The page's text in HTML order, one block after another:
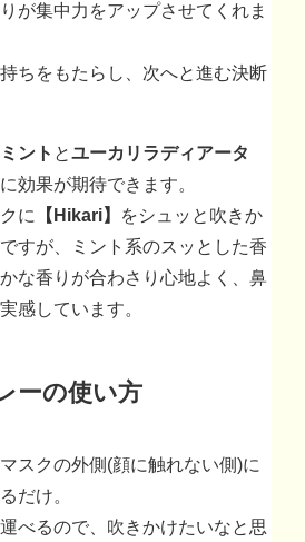
が集中力をアップさせてくれま
ちをもたらし、次へと進む決断
ント とユーカリラディアータ
効果が期待できます。
に
【Hikari】
をシュッと吹きか
すが、ミント系のスッとした香
な香りが合わさり心地よく、鼻
感しています。
ーの使い方
スクの外側(顔に触れない側)に
だけ。
べるので、吹きかけたいなと思